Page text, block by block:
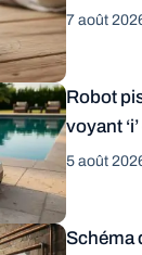
7 août
Robot
voyant
5 août
Schéma